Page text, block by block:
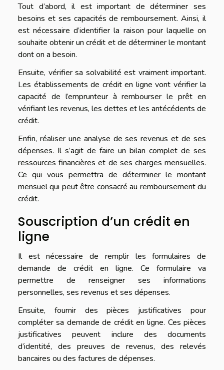
Tout d’abord, il est important de déterminer ses
besoins et ses capacités de remboursement. Ainsi, il
est nécessaire d’identifier la raison pour laquelle on
souhaite obtenir un crédit et de déterminer le montant
dont on a besoin.
Ensuite, vérifier sa solvabilité est vraiment important.
Les établissements de crédit en ligne vont vérifier la
capacité de l’emprunteur à rembourser le prêt en
vérifiant les revenus, les dettes et les antécédents de
crédit.
Enfin, réaliser une analyse de ses revenus et de ses
dépenses. Il s’agit de faire un bilan complet de ses
ressources financières et de ses charges mensuelles.
Ce qui vous permettra de déterminer le montant
mensuel qui peut être consacré au remboursement du
crédit.
Souscription d’un crédit en
ligne
Il est nécessaire de remplir les formulaires de
demande de crédit en ligne. Ce formulaire va
permettre de renseigner ses informations
personnelles, ses revenus et ses dépenses.
Ensuite, fournir des pièces justificatives pour
compléter sa demande de crédit en ligne. Ces pièces
justificatives peuvent inclure des documents
d’identité, des preuves de revenus, des relevés
bancaires ou des factures de dépenses.